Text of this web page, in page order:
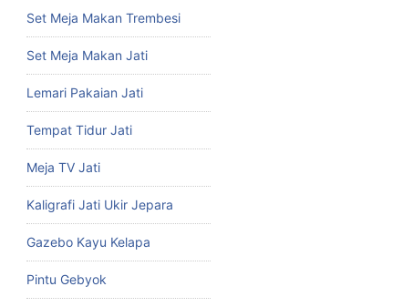
Set Meja Makan Trembesi
Set Meja Makan Jati
Lemari Pakaian Jati
Tempat Tidur Jati
Meja TV Jati
Kaligrafi Jati Ukir Jepara
Gazebo Kayu Kelapa
Pintu Gebyok